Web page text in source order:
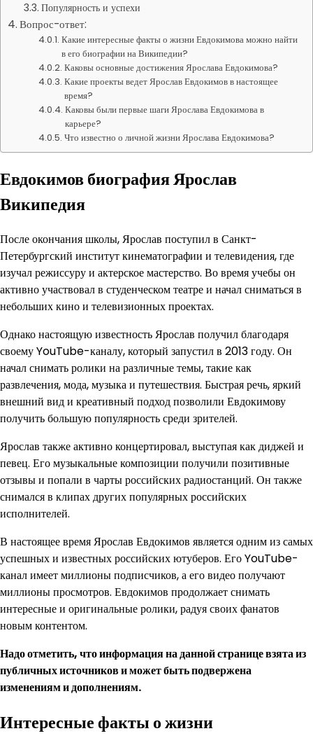
Популярность и успехи
Вопрос-ответ:
Какие интересные факты о жизни Евдокимова можно найти
в его биографии на Википедии?
Каковы основные достижения Ярослава Евдокимова?
Какие проекты ведет Ярослав Евдокимов в настоящее
время?
Каковы были первые шаги Ярослава Евдокимова в
карьере?
Что известно о личной жизни Ярослава Евдокимова?
Евдокимов биография Ярослав
Википедия
После окончания школы, Ярослав поступил в Санкт-
Петербургский институт кинематографии и телевидения, где
изучал режиссуру и актерское мастерство. Во время учебы он
активно участвовал в студенческом театре и начал сниматься в
небольших кино и телевизионных проектах.
Однако настоящую известность Ярослав получил благодаря
своему YouTube-каналу, который запустил в 2013 году. Он
начал снимать ролики на различные темы, такие как
развлечения, мода, музыка и путешествия. Быстрая речь, яркий
внешний вид и креативный подход позволили Евдокимову
получить большую популярность среди зрителей.
Ярослав также активно концертировал, выступая как диджей и
певец. Его музыкальные композиции получили позитивные
отзывы и попали в чарты российских радиостанций. Он также
снимался в клипах других популярных российских
исполнителей.
В настоящее время Ярослав Евдокимов является одним из самых
успешных и известных российских ютуберов. Его YouTube-
канал имеет миллионы подписчиков, а его видео получают
миллионы просмотров. Евдокимов продолжает снимать
интересные и оригинальные ролики, радуя своих фанатов
новым контентом.
Надо отметить, что информация на данной странице взята из
публичных источников и может быть подвержена
изменениям и дополнениям.
Интересные факты о жизни